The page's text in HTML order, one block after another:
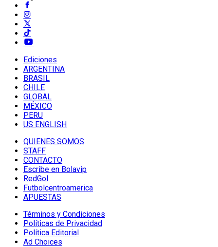
Ediciones
ARGENTINA
BRASIL
CHILE
GLOBAL
MÉXICO
PERU
US ENGLISH
QUIENES SOMOS
STAFF
CONTACTO
Escribe en Bolavip
RedGol
Futbolcentroamerica
APUESTAS
Términos y Condiciones
Políticas de Privacidad
Política Editorial
Ad Choices